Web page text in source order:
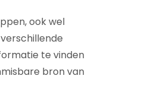
ook wel
te vinden
bron van